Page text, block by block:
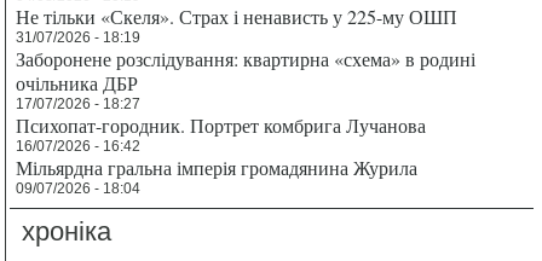
Не тільки «Скеля». Страх і ненависть у 225-му ОШП
31/07/2026 - 18:19
Заборонене розслідування: квартирна «схема» в родині
очільника ДБР
17/07/2026 - 18:27
Психопат-городник. Портрет комбрига Лучанова
16/07/2026 - 16:42
Мільярдна гральна імперія громадянина Журила
09/07/2026 - 18:04
хроніка